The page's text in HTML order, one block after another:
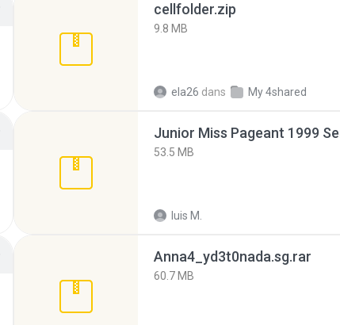
cellfolder.zip
9.8 MB
ela26 dans My 4shared
53.5 MB
luis M.
Anna4_yd3t0nada.sg.rar
60.7 MB